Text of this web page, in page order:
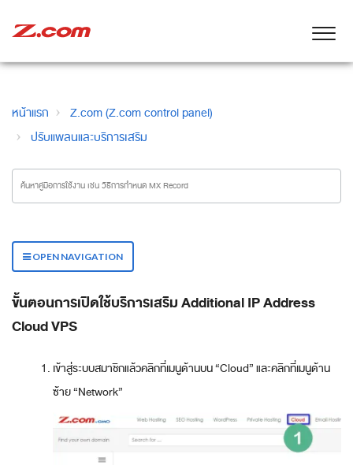
หน้าแรก
Z.com (Z.com control panel)
ปรับแพลนและบริการเสริม
OPEN NAVIGATION
ขั้นตอนการเปิดใช้บริการเสริม Additional IP Address
Cloud VPS
เข้าสู่ระบบสมาชิกแล้วคลิกที่เมนูด้านบน “Cloud” และคลิกที่เมนูด้าน
ซ้าย “Network”